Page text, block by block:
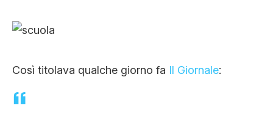
CONTATTI
Così titolava qualche giorno fa Il Giornale: